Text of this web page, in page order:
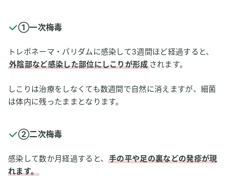
①一次梅毒
トレポネーマ・パリダムに感染して3週間ほど経過すると、
外陰部など感染した部位にしこりが形成されます。
しこりは治療をしなくても数週間で自然に消えますが、細菌
は体内に残ったままとなります。
②二次梅毒
感染して数か月経過すると、手の平や足の裏などの発疹が現
れます。